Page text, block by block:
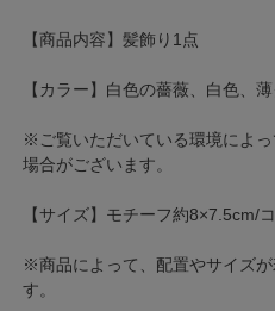
【商品内容】髪飾り1点
【カラー】白色の薔薇、白色、
※ご覧いただいている環境によ
場合がございます。
【サイズ】モチーフ約8×7.5cm/
※商品によって、配置やサイズ
す。